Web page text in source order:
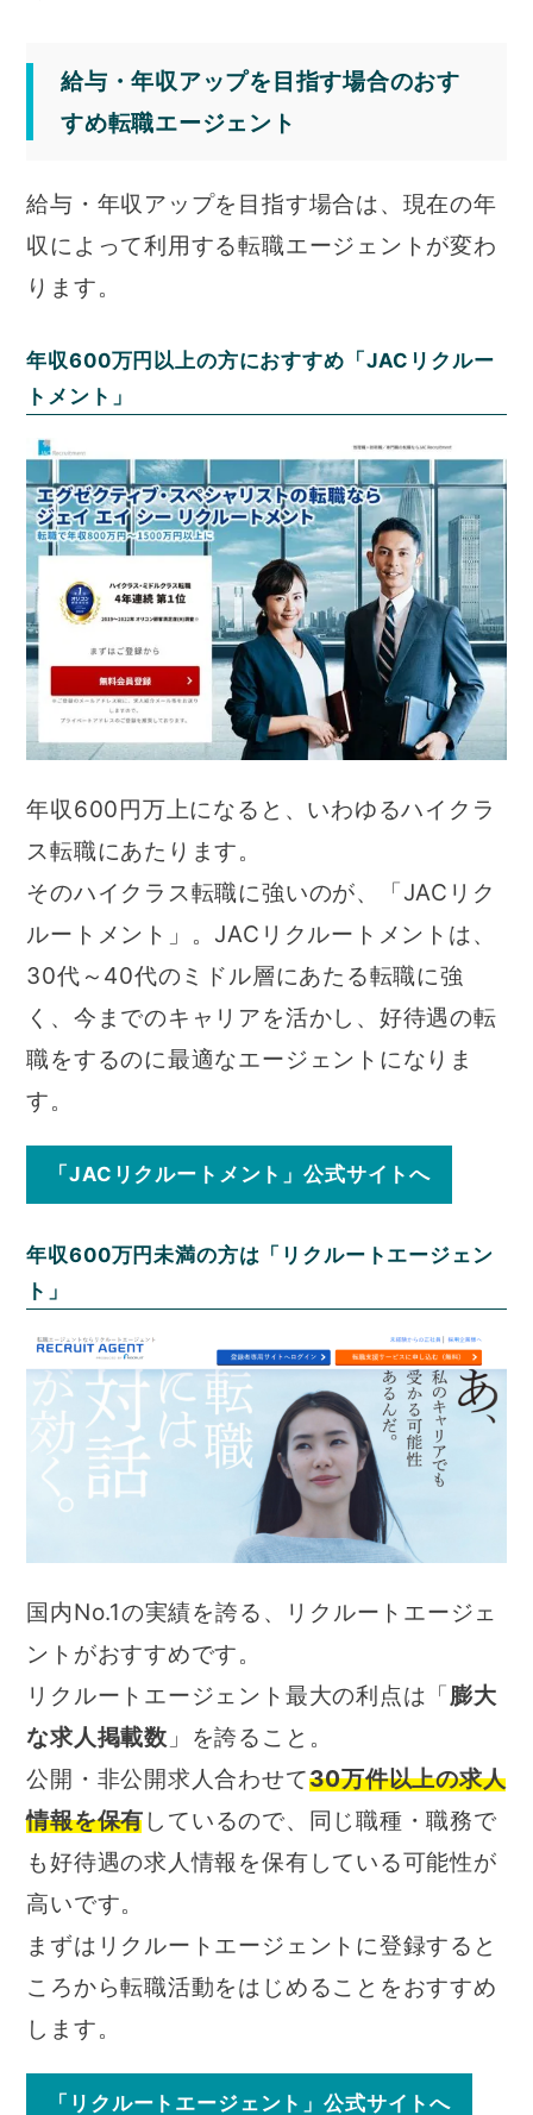
給与・年収アップを目指す場合のおす
すめ転職エージェント
給与・年収アップを目指す場合は、現在の年
収によって利用する転職エージェントが変わ
ります。
年収600万円以上の方におすすめ「JACリクルー
トメント」
年収600円万上になると、いわゆるハイクラ
ス転職にあたります。
そのハイクラス転職に強いのが、「JACリク
ルートメント」。JACリクルートメントは、
30代～40代のミドル層にあたる転職に強
く、今までのキャリアを活かし、好待遇の転
職をするのに最適なエージェントになりま
す。
「JACリクルートメント」公式サイトへ
年収600万円未満の方は「リクルートエージェン
ト」
国内No.1の実績を誇る、リクルートエージェ
ントがおすすめです。
リクルートエージェント最大の利点は「膨大
な求人掲載数 」を誇ること。
公開・非公開求人合わせて30万件以上の求人
情報を保有 しているので、同じ職種・職務で
も好待遇の求人情報を保有している可能性が
高いです。
まずはリクルートエージェントに登録すると
ころから転職活動をはじめることをおすすめ
します。
「リクルートエージェント」公式サイトへ